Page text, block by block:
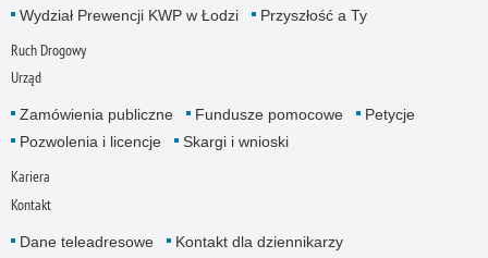
Wydział Prewencji KWP w Łodzi Przyszłość a Ty
Ruch Drogowy
Urząd
Zamówienia publiczne Fundusze pomocowe
Petycje
Pozwolenia i licencje
Skargi i wnioski
Kariera
Kontakt
Dane teleadresowe
Kontakt dla dziennikarzy